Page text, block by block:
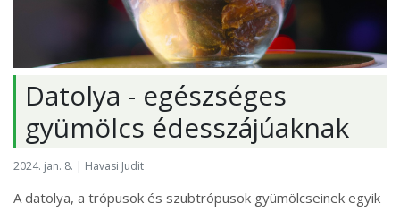
Datolya - egészséges
gyümölcs édesszájúaknak
2024. jan. 8. | Havasi Judit
A datolya, a trópusok és szubtrópusok gyümölcseinek egyik